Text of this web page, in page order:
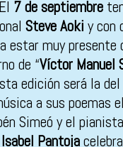
7 de septiembre
Steve Aoki y con
estar muy presente
de “Víctor Manuel
edición será la del
a sus poemas
Simeó y el
Isabel Pantoja